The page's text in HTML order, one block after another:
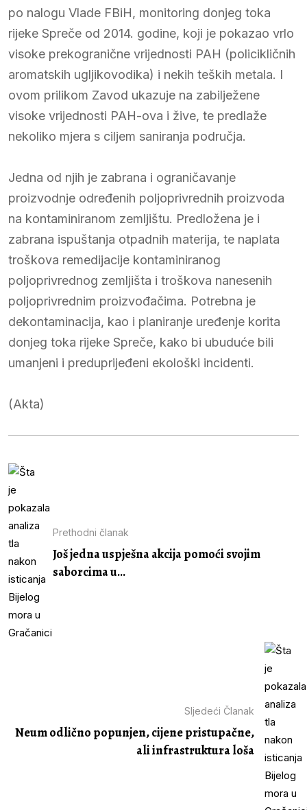
po nalogu Vlade FBiH, monitoring donjeg toka
rijeke Spreče od 2014. godine, koji je pokazao vrlo
visoke prekogranične vrijednosti PAH (policikličnih
aromatskih ugljikovodika) i nekih teških metala. I
ovom prilikom Zavod ukazuje na zabilježene
visoke vrijednosti PAH-ova i žive, te predlaže
nekoliko mjera s ciljem saniranja područja.
Jedna od njih je zabrana i ograničavanje
proizvodnje određenih poljoprivrednih proizvoda
na kontaminiranom zemljištu. Predložena je i
zabrana ispuštanja otpadnih materija, te naplata
troškova remedijacije kontaminiranog
poljoprivrednog zemljišta i troškova nanesenih
poljoprivrednim proizvođačima. Potrebna je
dekontaminacija, kao i planiranje uređenje korita
donjeg toka rijeke Spreče, kako bi ubuduće bili
umanjeni i preduprijeđeni ekološki incidenti.
(Akta)
Prethodni članak
Još jedna uspješna akcija pomoći svojim
saborcima u...
Sljedeći Članak
Neum odlično popunjen, cijene pristupačne,
ali infrastruktura loša